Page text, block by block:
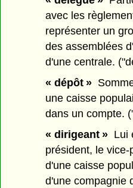
avec les
représenter un
des assemblées
d'une centrale.
« dépôt »
une caisse
dans un compte.
« dirigeant » Lui
président, le
d'une caisse
d'une compagnie